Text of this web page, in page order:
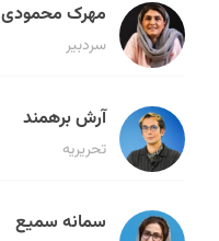
مهرک محمودی
سردبیر
آرش برهمند
تحریریه
سمانه سمیع